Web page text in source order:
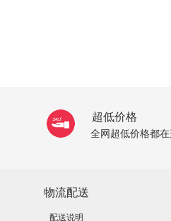
超低价格
全网超低价格都
物流配送
配送说明